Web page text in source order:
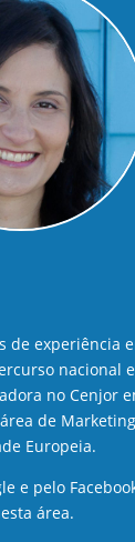
de experiência
nacional e
no Cenjor
de
Europeia.
e pelo
área.